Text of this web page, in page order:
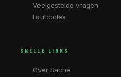
Veelgestelde vragen
Foutcodes
SNELLE LINKS
Over Sache